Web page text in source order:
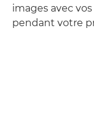
images avec
pendant votre